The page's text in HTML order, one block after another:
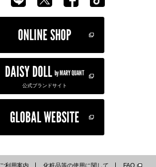
ONLINE SHOP
DAISY DOLL by MARY QUANT
公式ブランドサイト
GLOBAL WEBSITE
ご利用案内 化粧品等の使用に関して FAQ